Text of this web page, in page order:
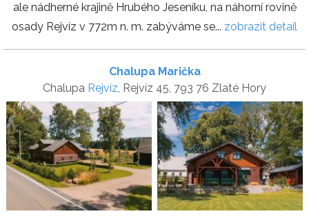
ale nádherné krajině Hrubého Jeseníku, na náhorní rovině
osady Rejvíz v 772m n. m. zabýváme se... zobrazit detail
Chalupa Marička
Chalupa Rejvíz, Rejvíz 45, 793 76 Zlaté Hory